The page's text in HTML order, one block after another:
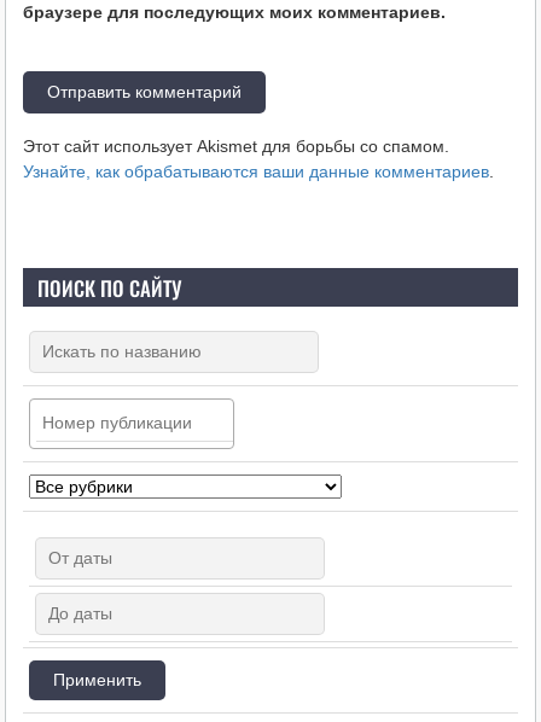
браузере для последующих моих комментариев.
Этот сайт использует Akismet для борьбы со спамом.
Узнайте, как обрабатываются ваши данные комментариев.
ПОИСК ПО САЙТУ